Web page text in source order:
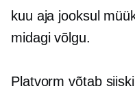
kuu aja jooksul
midagi võlgu.
Platvorm võtab